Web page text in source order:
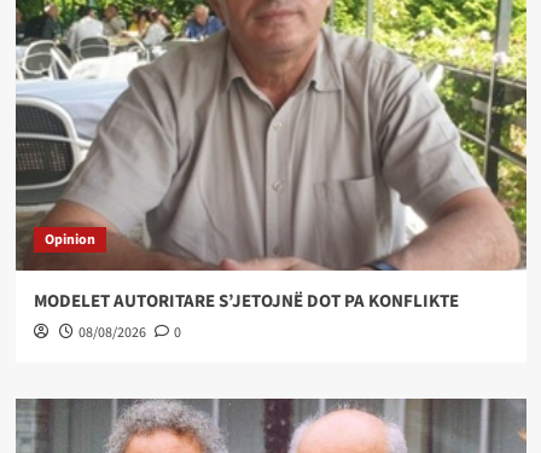
Opinion
MODELET AUTORITARE S’JETOJNË DOT PA KONFLIKTE
08/08/2026 0